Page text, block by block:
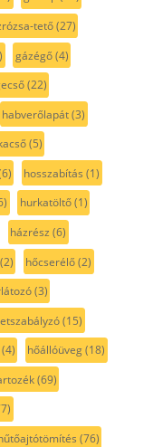
tető(27)
gázégő(4)
(22)
habverőlapát(3)
(5)
hosszabítás (1)
hurkatöltő(1)
házrész (6)
hőcserélő(2)
(3)
(15)
hőállóüveg(18)
(69)
(76)